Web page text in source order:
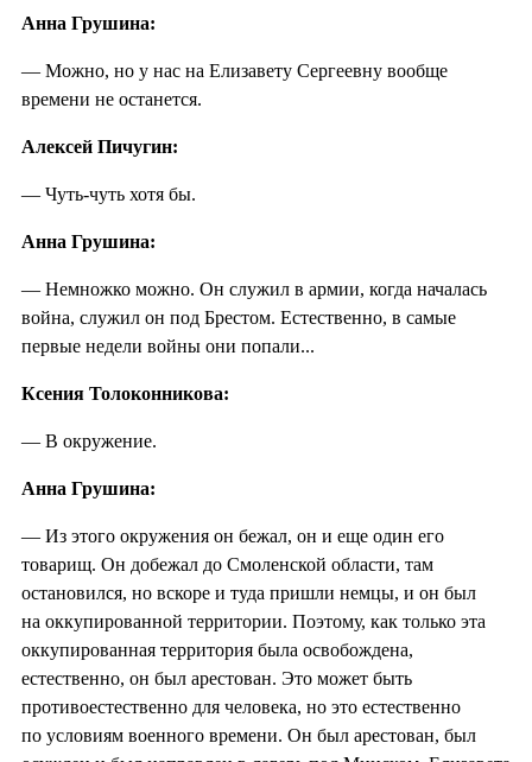
Анна Грушина:
— Можно, но у нас на Елизавету Сергеевну вообще
времени не останется.
Алексей Пичугин:
— Чуть-чуть хотя бы.
Анна Грушина:
— Немножко можно. Он служил в армии, когда началась
война, служил он под Брестом. Естественно, в самые
первые недели войны они попали...
Ксения Толоконникова:
— В окружение.
Анна Грушина:
— Из этого окружения он бежал, он и еще один его
товарищ. Он добежал до Смоленской области, там
остановился, но вскоре и туда пришли немцы, и он был
на оккупированной территории. Поэтому, как только эта
оккупированная территория была освобождена,
естественно, он был арестован. Это может быть
противоестественно для человека, но это естественно
по условиям военного времени. Он был арестован, был